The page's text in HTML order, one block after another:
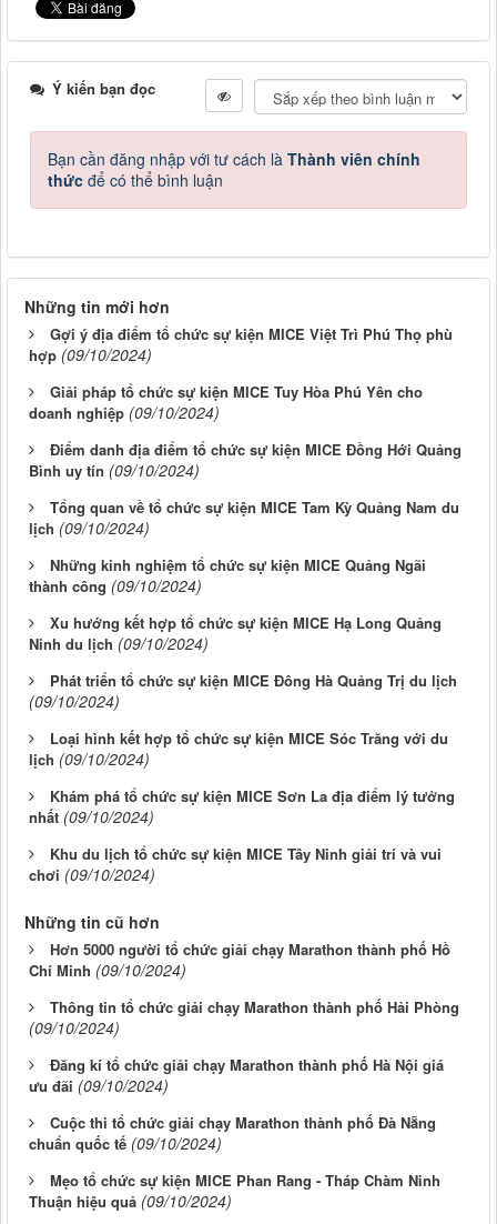
Ý kiến bạn đọc
Bạn cần đăng nhập với tư cách là Thành viên chính
thức để có thể bình luận
Những tin mới hơn
Gợi ý địa điểm tổ chức sự kiện MICE Việt Trì Phú Thọ phù
hợp (09/10/2024)
Giải pháp tổ chức sự kiện MICE Tuy Hòa Phú Yên cho
doanh nghiệp (09/10/2024)
Điểm danh địa điểm tổ chức sự kiện MICE Đồng Hới Quảng
Bình uy tín (09/10/2024)
Tổng quan về tổ chức sự kiện MICE Tam Kỳ Quảng Nam du
lịch (09/10/2024)
Những kinh nghiệm tổ chức sự kiện MICE Quảng Ngãi
thành công (09/10/2024)
Xu hướng kết hợp tổ chức sự kiện MICE Hạ Long Quảng
Ninh du lịch (09/10/2024)
Phát triển tổ chức sự kiện MICE Đông Hà Quảng Trị du lịch
(09/10/2024)
Loại hình kết hợp tổ chức sự kiện MICE Sóc Trăng với du
lịch (09/10/2024)
Khám phá tổ chức sự kiện MICE Sơn La địa điểm lý tưởng
nhất (09/10/2024)
Khu du lịch tổ chức sự kiện MICE Tây Ninh giải trí và vui
chơi (09/10/2024)
Những tin cũ hơn
Hơn 5000 người tổ chức giải chạy Marathon thành phố Hồ
Chí Minh (09/10/2024)
Thông tin tổ chức giải chạy Marathon thành phố Hải Phòng
(09/10/2024)
Đăng kí tổ chức giải chạy Marathon thành phố Hà Nội giá
ưu đãi (09/10/2024)
Cuộc thi tổ chức giải chạy Marathon thành phố Đà Nẵng
chuẩn quốc tế (09/10/2024)
Mẹo tổ chức sự kiện MICE Phan Rang - Tháp Chàm Ninh
Thuận hiệu quả (09/10/2024)